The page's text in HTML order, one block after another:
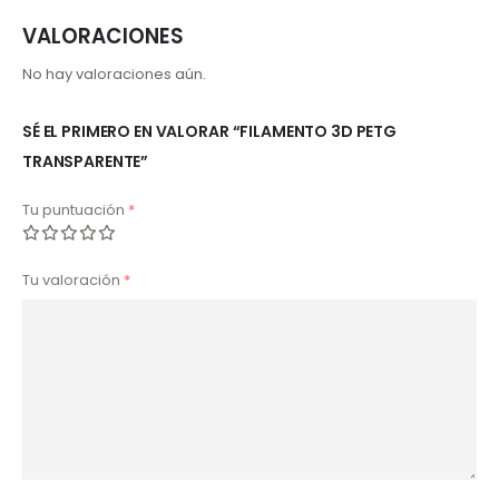
VALORACIONES
No hay valoraciones aún.
SÉ EL PRIMERO EN VALORAR “FILAMENTO 3D PETG
TRANSPARENTE”
Tu puntuación *
Tu valoración *